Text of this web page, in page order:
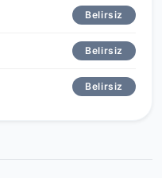
Belirsiz
Belirsiz
Belirsiz